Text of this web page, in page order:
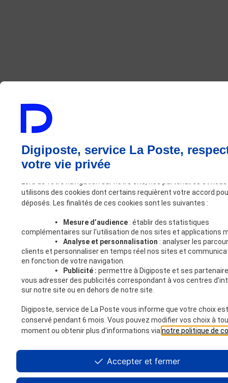
Digiposte, service La Poste,
votre vie privée
utilisons des cookies dont certains requièrent votre accord
déposés. Les finalités de ces cookies sont les suivantes :
• Mesure d’audience : établir des statistiques
complémentaires sur l'utilisation de nos sites et applications
•
Analyse et personnalisation : analyser les
clients et personnaliser en temps réel nos sites et
en fonction de votre navigation.
•
Publicité : permettre à Digiposte et ses
vous adresser des publicités correspondant à vos centres
sur notre site ou en dehors de notre site.
Digiposte, service de La Poste vous informe que votre choix est
conservé pendant 6 mois. Vous pouvez modifier vos choix à
moment ou obtenir plus d'informations via notre politique de
Accepter et fermer